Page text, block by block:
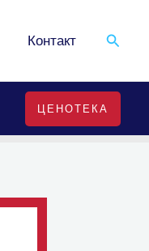
Контакт Search
ЦЕНОТЕКА